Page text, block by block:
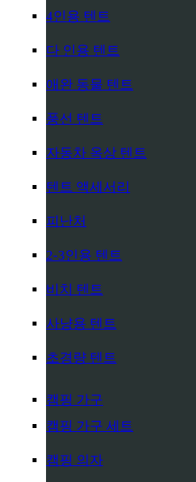
4인용 텐트
다 인용 텐트
애완 동물 텐트
풍선 텐트
자동차 옥상 텐트
텐트 액세서리
피난처
2-3인용 텐트
비치 텐트
사냥용 텐트
초경량 텐트
캠핑 가구
캠핑 가구 세트
캠핑 의자